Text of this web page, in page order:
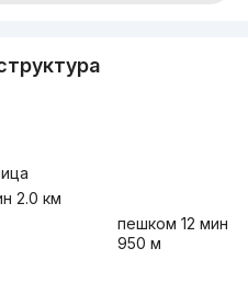
2.0 км
пешком 12 мин
950 м